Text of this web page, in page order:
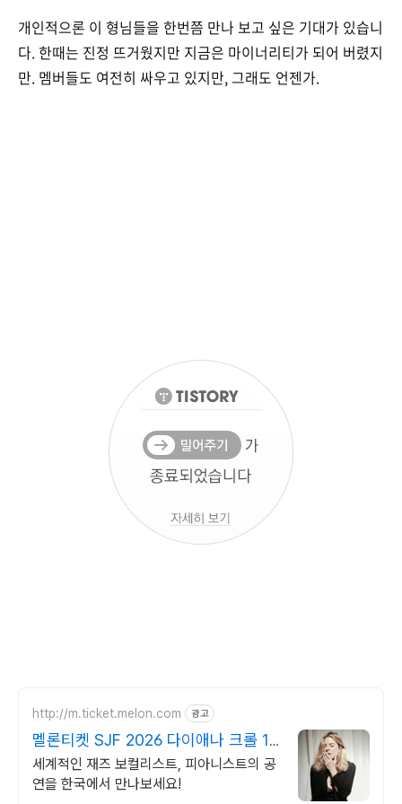
개인적으론 이 형님들을 한번쯤 만나 보고 싶은 기대가 있습니
다. 한때는 진정 뜨거웠지만 지금은 마이너리티가 되어 버렸지
만. 멤버들도 여전히 싸우고 있지만, 그래도 언젠가.
http://m.ticket.melon.com 광고
멜론티켓 SJF 2026 다이애나 크롤 11
월 내한!
세계적인 재즈 보컬리스트, 피아니스트의 공
연을 한국에서 만나보세요!